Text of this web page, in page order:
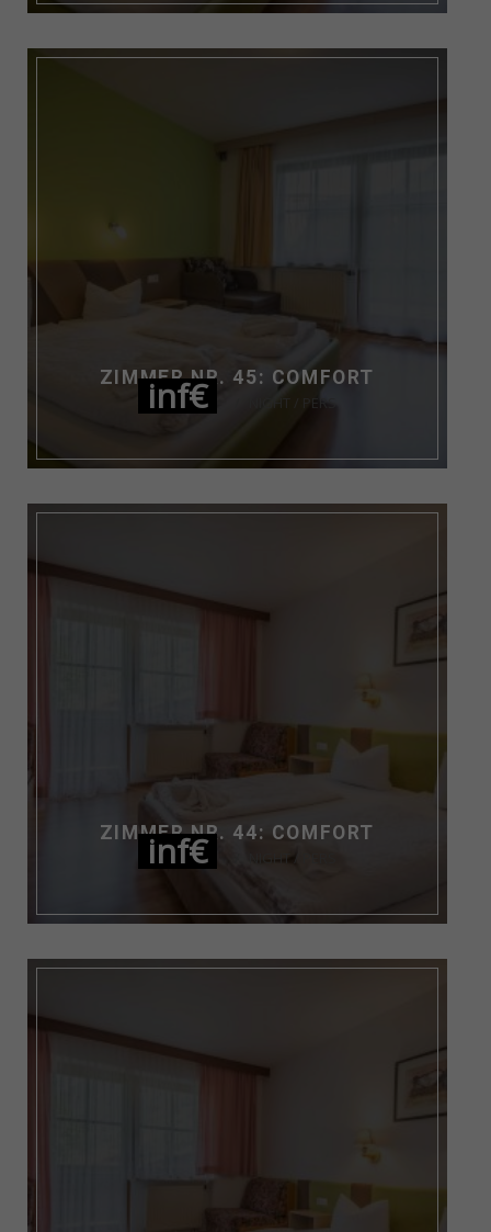
ZIMMER NR. 45: COMFORT
inf€ NIGHT / PERS
ZIMMER NR. 44: COMFORT
inf€ NIGHT / PERS